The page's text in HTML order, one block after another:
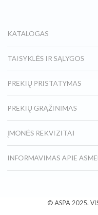
KATALOGAS
TAISYKLĖS IR SĄLYGOS
PREKIŲ PRISTATYMAS
PREKIŲ GRĄŽINIMAS
ĮMONĖS REKVIZITAI
INFORMAVIMAS APIE
© ASPA 2025.